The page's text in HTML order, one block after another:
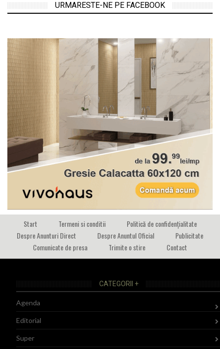
URMARESTE-NE PE FACEBOOK
Start Termeni si conditii
Politică de confidențialitate
Despre Anunturi Direct
Despre Anuntul Oficial
Publicitate
Comunicate de presa
Trimite o stire Contact
CATEGORII +
Agenda
Editorial
Super